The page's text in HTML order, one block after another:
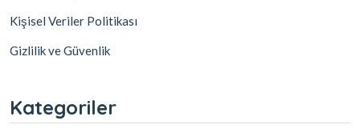
Kişisel Veriler Politikası
Gizlilik ve Güvenlik
Kategoriler